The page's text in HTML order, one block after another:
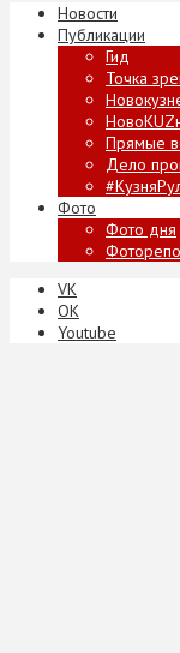
Новости
Публикации
Гид
Точка
Прямые
Дело
Фото
Фото дня
VK
ОК
Youtube